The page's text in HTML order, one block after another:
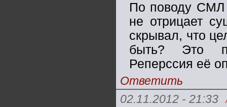
По поводу СМЛ
не отрицает
скрывал, что
быть? Это
Реперссия её
Ответить
02.11.2012 - 21:33